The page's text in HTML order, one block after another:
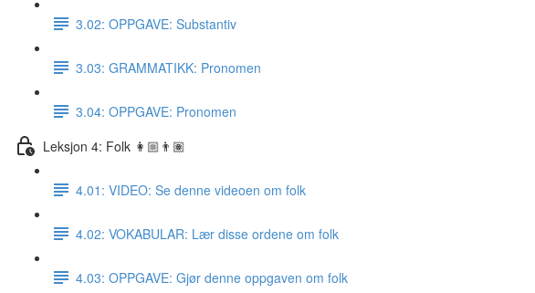
3.02: OPPGAVE: Substantiv
3.03: GRAMMATIKK: Pronomen
3.04: OPPGAVE: Pronomen
Leksjon 4: Folk 👩🏼👨🏽
4.01: VIDEO: Se denne videoen om folk
4.02: VOKABULAR: Lær disse ordene om folk
4.03: OPPGAVE: Gjør denne oppgaven om folk